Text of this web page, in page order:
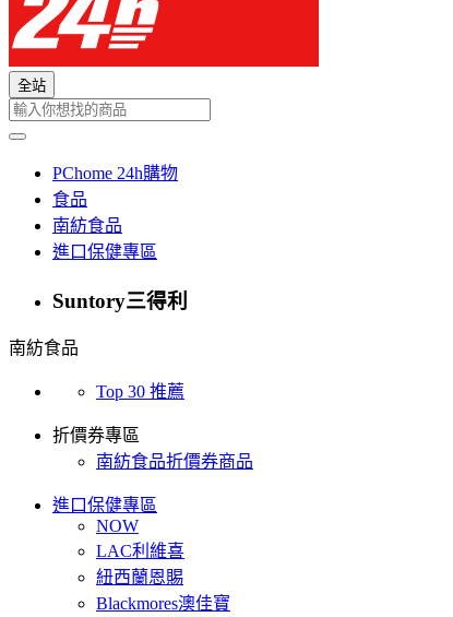
全站
PChome 24h購物
食品
南紡食品
進口保健專區
Suntory三得利
南紡食品
Top 30 推薦
折價券專區
南紡食品折價券商品
進口保健專區
NOW
LAC利維喜
紐西蘭恩賜
Blackmores澳佳寶